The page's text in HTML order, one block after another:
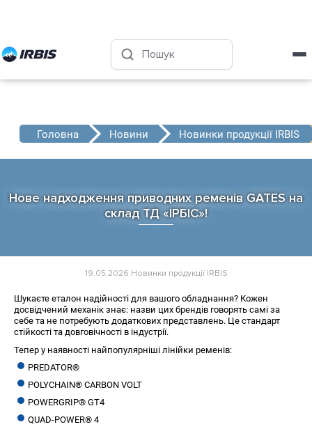
Головна Новини Новинки продукції IRBIS
Нове надходження приводних ременів GATES на
склад ТД «ІРБІС»!
19.05.2026 Новинки продукції IRBIS
Шукаєте еталон надійності для вашого обладнання? Кожен
досвідчений механік знає: назви цих брендів говорять самі за
себе та не потребують додаткових представлень. Це стандарт
стійкості та довговічності в індустрії.
Тепер у наявності найпопулярніші лінійки ременів:
PREDATOR®
POLYCHAIN® CARBON VOLT
POWERGRIP® GT4
QUAD-POWER® 4